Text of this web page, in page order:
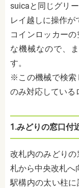
suicaと同じグリ
レイ越しに操作が
コインロッカー
な機械なので、
す。
※この機械で検索
のみ対応している
1.みどりの窓口
改札内のみどりの
札から中央改札へ
駅構内の太い柱